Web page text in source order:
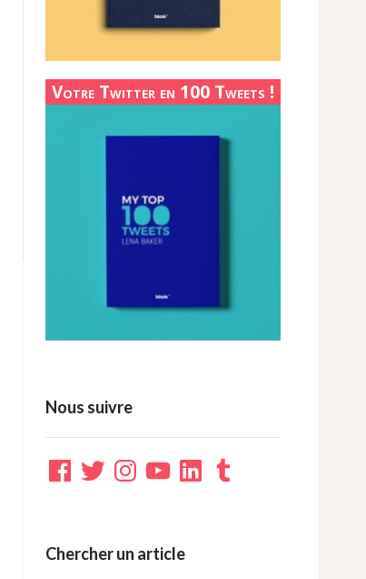
Votre Twitter en 100 Tweets !
Nous suivre
Facebook
TwitterInstagramYouTubeLinkedInTumblr
Chercher un article